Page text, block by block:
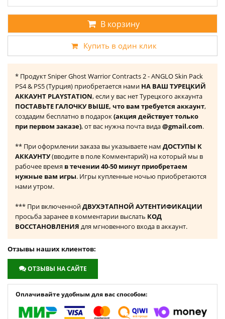
В корзину
Купить в один клик
* Продукт Sniper Ghost Warrior Contracts 2 - ANGLO Skin Pack
PS4 & PS5 (Турция) приобретается нами НА ВАШ ТУРЕЦКИЙ
АККАУНТ PLAYSTATION, если у вас нет Турецкого аккаунта
ПОСТАВЬТЕ ГАЛОЧКУ ВЫШЕ, что вам требуется аккаунт,
создадим бесплатно в подарок(акция действует только
при первом заказе), от вас нужна почта вида@gmail.com.
** При оформлении заказа вы указываете нам ДОСТУПЫ К
АККАУНТУ(вводите в поле Комментарий) на который мы в
рабочее время в течении 40-50 минут приобретаем
нужные вам игры. Игры купленные ночью приобретаются
нами утром.
*** При включеннойДВУХЭТАПНОЙ АУТЕНТИФИКАЦИИ
просьба заранее в комментарии выслать КОД
ВОССТАНОВЛЕНИЯ для мгновенного входа в аккаунт.
Отзывы наших клиентов:
ОТЗЫВЫ НА САЙТЕ
Оплачивайте удобным для вас способом: